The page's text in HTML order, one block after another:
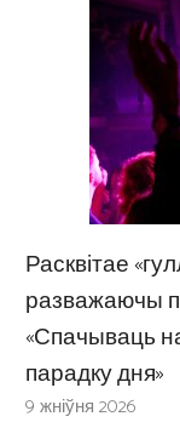
Расквітае
разважаючы
«Спачываць
парадку дня»
9 жніўня 2026